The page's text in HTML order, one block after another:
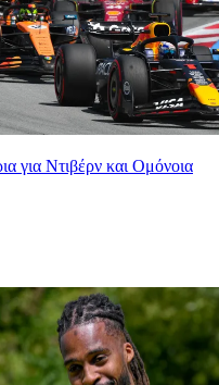
για Ντιβέρν και Ομόνοια